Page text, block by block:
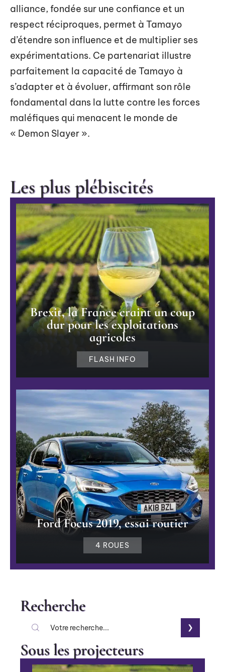
alliance, fondée sur une confiance et un
respect réciproques, permet à Tamayo
d’étendre son influence et de multiplier ses
expérimentations. Ce partenariat illustre
parfaitement la capacité de Tamayo à
s’adapter et à évoluer, affirmant son rôle
fondamental dans la lutte contre les forces
maléfiques qui menacent le monde de
« Demon Slayer ».
Les plus plébiscités
Brexit, la France craint un coup
dur pour les exploitations
agricoles
FLASH INFO
Ford Focus 2019, essai routier
4 ROUES
Recherche
Sous les projecteurs